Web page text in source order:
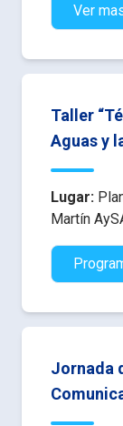
Ver
Taller
Aguas y
Lugar:
Martín
Jornada